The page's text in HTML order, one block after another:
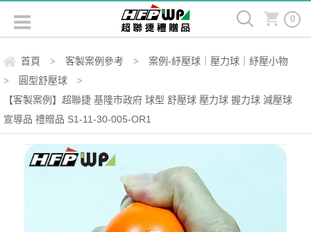
0
首頁 > 客製案例參考 > 案例-紓壓球｜壓力球｜紓壓小物
> 圓型舒壓球 >
【客製案例】超聯捷 基隆市政府 球型 舒壓球 壓力球 握力球 減壓球
宣導品 禮贈品 S1-11-30-005-OR1